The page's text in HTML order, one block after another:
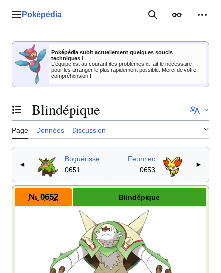
Menu principal
Poképédia RechercherApparence
Poképédia subit actuellement quelques soucis
techniques !
L'équipe est au courant des problèmes et fait le nécessaire
pour les arranger le plus rapidement possible. Merci de votre
compréhension !
Basculer la table des matières
Blindépique
Page Données Discussion
◄
Boguérisse
0651
Feunnec
0653
►
№ 0652 Blindépique